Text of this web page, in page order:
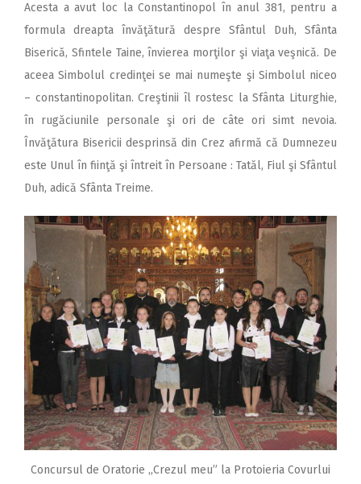
Acesta a avut loc la Constantinopol în anul 381, pentru a
formula dreapta învăţătură despre Sfântul Duh, Sfânta
Biserică, Sfintele Taine, învierea morţilor şi viaţa veşnică. De
aceea Simbolul credinţei se mai numeşte şi Simbolul niceo
– constantinopolitan. Creştinii îl rostesc la Sfânta Liturghie,
în rugăciunile personale şi ori de câte ori simt nevoia.
Învăţătura Bisericii desprinsă din Crez afirmă că Dumnezeu
este Unul în fiinţă şi întreit în Persoane : Tatăl, Fiul şi Sfântul
Duh, adică Sfânta Treime.
Concursul de Oratorie ,,Crezul meu” la Protoieria Covurlui